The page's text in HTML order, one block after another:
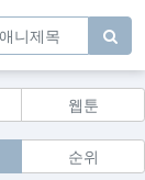
웹툰
순위